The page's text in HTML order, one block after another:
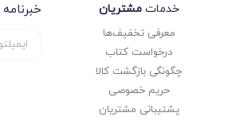
خدماتمشتریان
معرفی تخفیف‌ها
درخواست کتاب
چگونگی بازگشت کالا
حریم خصوصی
پشتیبانی مشتریان
خبرنامه